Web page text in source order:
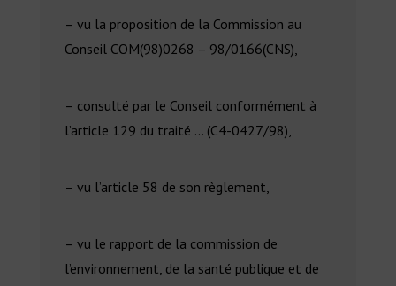
– vu la proposition de la Commission au
Conseil COM(98)0268 – 98/0166(CNS),
– consulté par le Conseil conformément à
l’article 129 du traité … (C4-0427/98),
– vu l’article 58 de son règlement,
– vu le rapport de la commission de
l’environnement, de la santé publique et de